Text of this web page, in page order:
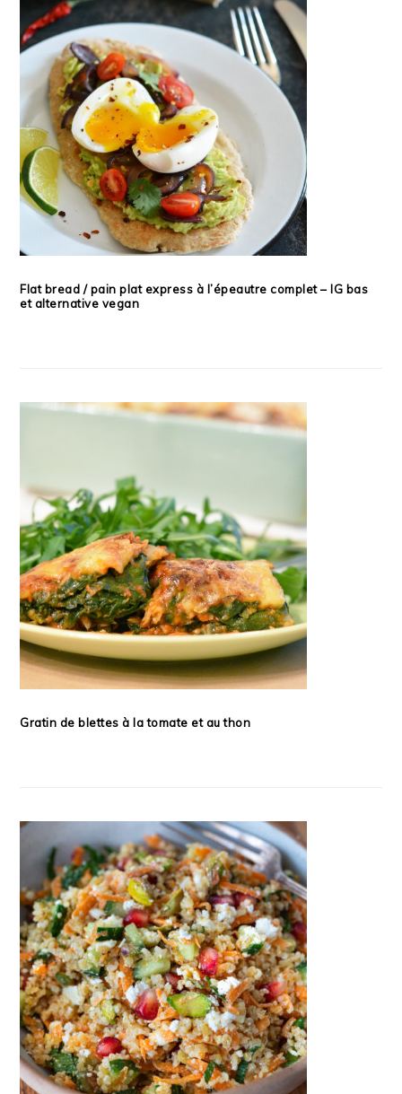
Flat bread / pain plat express à l’épeautre complet – IG bas
et alternative vegan
Gratin de blettes à la tomate et au thon